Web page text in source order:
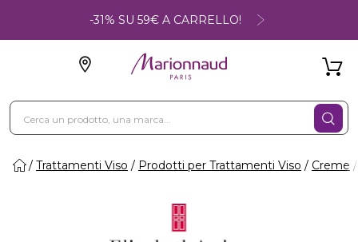
-31% SU 59€ A CARRELLO!
Trattamenti Viso Prodotti per Trattamenti Viso Creme